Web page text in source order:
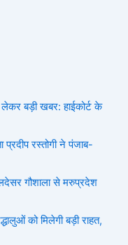
बड़ी खबर: हाईकोर्ट के
रस्तोगी ने पंजाब-
गौशाला से मरुप्रदेश
को मिलेगी बड़ी राहत,